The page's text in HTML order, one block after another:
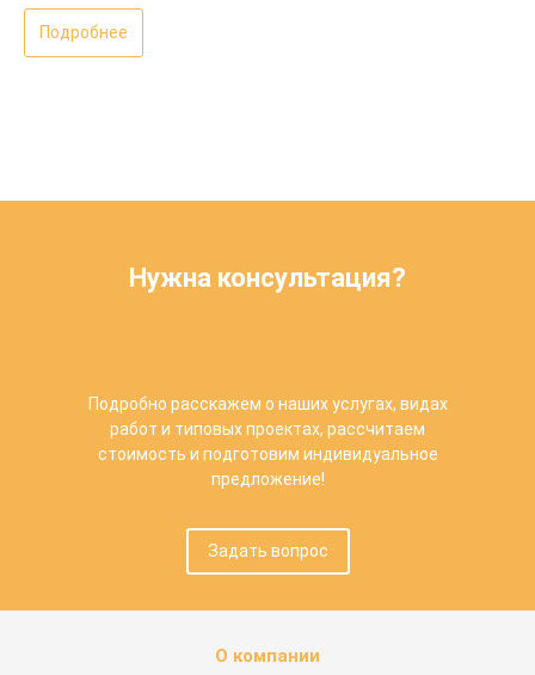
Подробнее
Нужна консультация?
Подробно расскажем о наших услугах, видах
работ и типовых проектах, рассчитаем
стоимость и подготовим индивидуальное
предложение!
Задать вопрос
О компании